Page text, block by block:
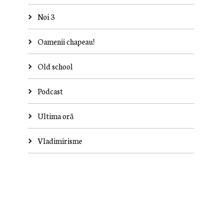
Noi 3
Oamenii chapeau!
Old school
Podcast
Ultima oră
Vladimirisme